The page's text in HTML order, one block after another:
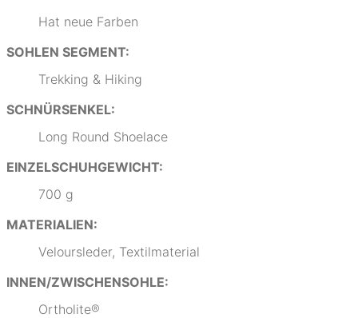
Hat neue Farben
SOHLEN SEGMENT:
Trekking & Hiking
SCHNÜRSENKEL:
Long Round Shoelace
EINZELSCHUHGEWICHT:
700 g
MATERIALIEN:
Veloursleder, Textilmaterial
INNEN/ZWISCHENSOHLE:
Ortholite®